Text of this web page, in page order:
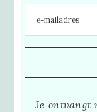
Je ontvangt